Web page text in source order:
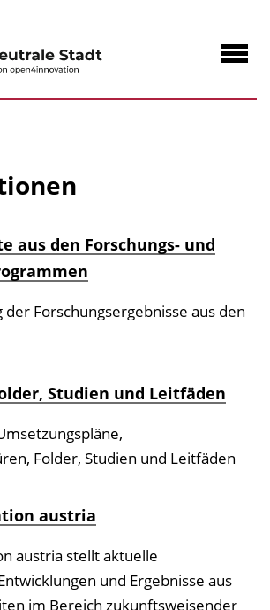
aus den Forschungs- und
Forschungsergebnisse aus den
Studien und Leitfäden
Folder, Studien und Leitfäden
austria
austria stellt aktuelle
und Ergebnisse aus
im Bereich zukunftsweisender